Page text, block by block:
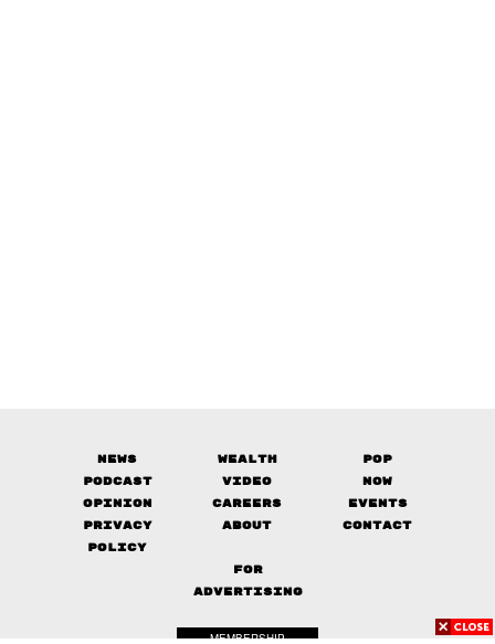
News Wealth
Pop
Podcast
Video
Now
Opinion
Careers
Events
Privacy
Policy
About Contact
FOR
ADVERTISING
MEMBERSHIP